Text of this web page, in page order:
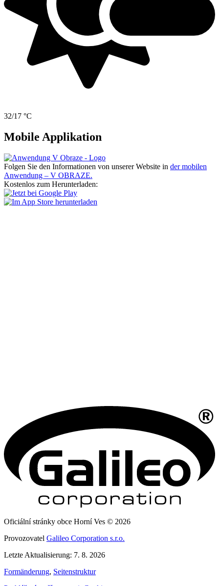
32/17 °C
Mobile Applikation
Folgen Sie den Informationen von unserer Website in der mobilen
Anwendung – V OBRAZE.
Kostenlos zum Herunterladen:
Oficiální stránky obce Horní Ves © 2026
Provozovatel Galileo Corporation s.r.o.
Letzte Aktualisierung: 7. 8. 2026
Formänderung, Seitenstruktur